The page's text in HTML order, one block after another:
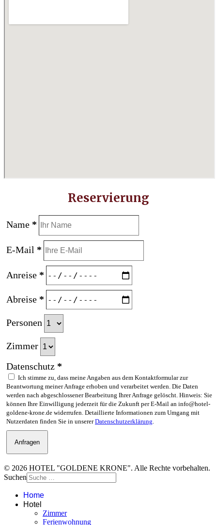
Reservierung
Name *
E-Mail *
Anreise *
Abreise *
Personen
Zimmer
Datenschutz *
Ich stimme zu, dass meine Angaben aus dem Kontaktformular zur
Beantwortung meiner Anfrage erhoben und verarbeitet werden. Die Daten
werden nach abgeschlossener Bearbeitung Ihrer Anfrage gelöscht. Hinweis: Sie
können Ihre Einwilligung jederzeit für die Zukunft per E-Mail an info@hotel-
goldene-krone.de widerrufen. Detaillierte Informationen zum Umgang mit
Nutzerdaten finden Sie in unsererDatenschutzerklärung.
Anfragen
© 2026 HOTEL "GOLDENE KRONE". Alle Rechte vorbehalten.
Suchen
Home
Hotel
Zimmer
Ferienwohnung